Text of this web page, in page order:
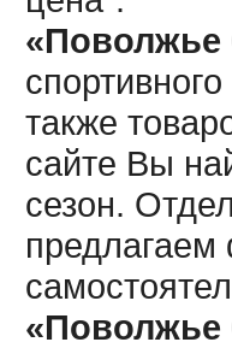
«Поволжье
также
сайте Вы
сезон.
предлагаем
«Поволжье